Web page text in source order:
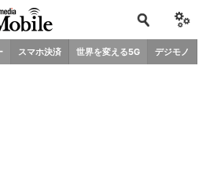
スマホ決済 世界を変える5G デジモノ